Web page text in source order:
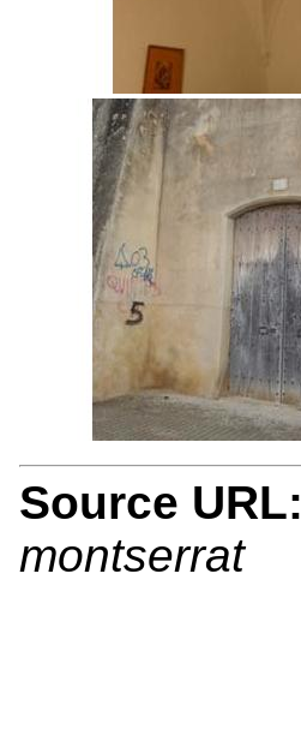
Source URL:
montserrat